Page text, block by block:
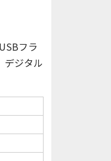
フラ
デジタル